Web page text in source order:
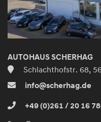
AUTOHAUS SCHERHAG
Schlachthofstr. 68,
info@scherhag.de
+49 (0)261 / 20 16